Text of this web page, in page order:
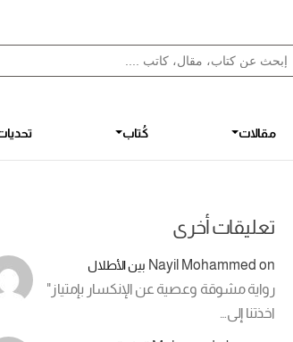
for:
Search
مقالات كُتاب
تعليقات أخرى
Nayil Mohammed on بين الأطلال
رواية مشوقة وعصية عن الإنكسار بإمتياز"
اخذتنا إلى…